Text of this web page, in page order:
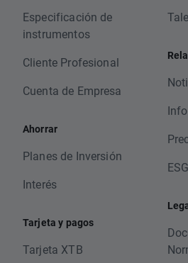
Especificación de
instrumentos
Cliente Profesional
Cuenta de Empresa
Ahorrar
Planes de Inversión
Interés
Tarjeta y pagos
Tarjeta XTB
ESG